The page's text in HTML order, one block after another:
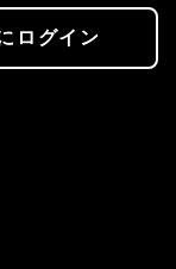
ログイン